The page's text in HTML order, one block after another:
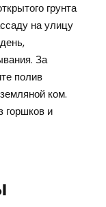
грунта
на улицу
За
полив
ком.
горшков и